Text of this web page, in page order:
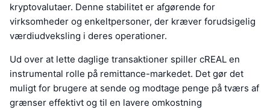
kryptovalutaer. Denne stabilitet er afgørende for
virksomheder og enkeltpersoner, der kræver forudsigelig
værdiudveksling i deres operationer.
Ud over at lette daglige transaktioner spiller cREAL en
instrumental rolle på remittance-markedet. Det gør det
muligt for brugere at sende og modtage penge på tværs af
grænser effektivt og til en lavere omkostning